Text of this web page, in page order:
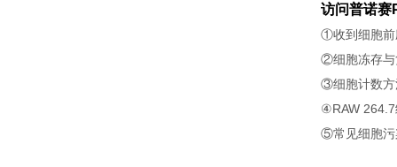
访问普诺赛
①收到细胞前
②细胞冻存与
③细胞计数方
④RAW 264.7
⑤常见细胞污